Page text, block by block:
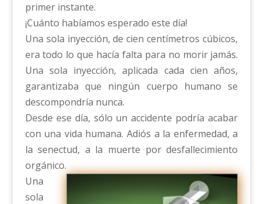
primer instante.
¡Cuánto habíamos esperado este día!
Una sola inyección, de cien centímetros cúbicos,
era todo lo que hacía falta para no morir jamás.
Una sola inyección, aplicada cada cien años,
garantizaba que ningún cuerpo humano se
descompondría nunca.
Desde ese día, sólo un accidente podría acabar
con una vida humana. Adiós a la enfermedad, a
la senectud, a la muerte por desfallecimiento
orgánico.
Una
sola